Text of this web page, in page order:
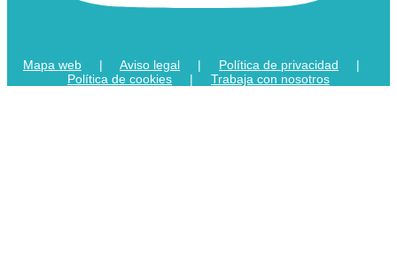
Mapa web | Aviso legal | Política de privacidad |
Política de cookies | Trabaja con nosotros